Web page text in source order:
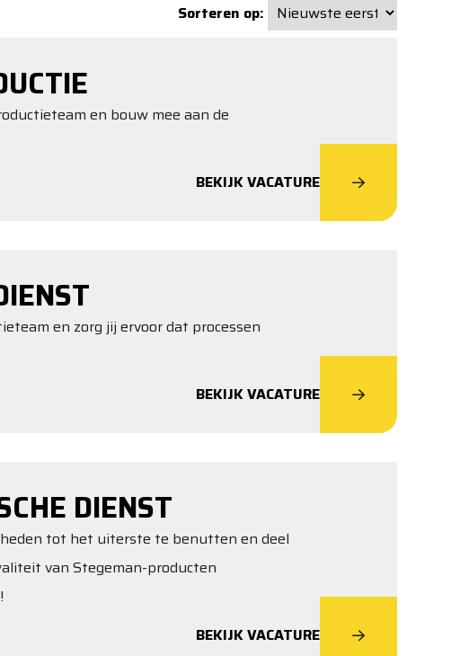
Sorteren op:
en bouw mee aan de
BEKIJK VACATURE
en zorg jij ervoor dat processen
BEKIJK VACATURE
DIENST
tot het uiterste te benutten en deel
van Stegeman-producten
BEKIJK VACATURE